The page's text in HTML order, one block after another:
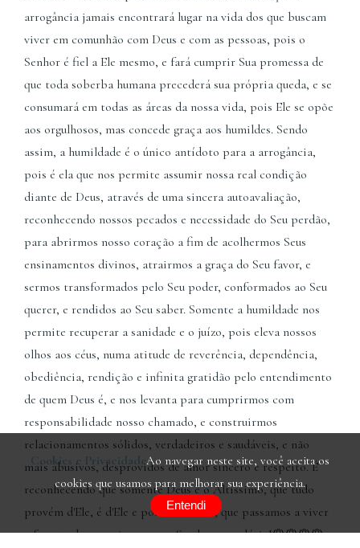
arrogância jamais encontrará lugar na vida dos que buscam
viver em comunhão com Deus e com as pessoas, pois o
Senhor é fiel a Ele mesmo, e fará cumprir Sua promessa de
que toda soberba humana precederá sua própria queda, e se
consumará em todas as áreas da nossa vida, pois Ele se opõe
aos orgulhosos, mas concede graça aos humildes. Sendo
assim, a humildade é o único antídoto para a arrogância,
pois é ela que nos permite assumir nossa real condição
diante de Deus, através de uma sincera autoavaliação,
reconhecendo nossos pecados e necessidade do Seu perdão,
para abrirmos nosso coração a fim de acolhermos Seus
ensinamentos divinos, atrairmos a graça do Seu favor, e
sermos transformados pelo Seu poder, conformados ao Seu
querer, e rendidos ao Seu saber. Somente a humildade nos
permite recuperar a sanidade e o juízo, pois eleva nossos
olhos aos céus, numa atitude de reverência, dependência,
obediência, rendição e infinita gratidão pelo entendimento
de quem Deus é, e nos levanta para cumprirmos com
responsabilidade nosso chamado, e construirmos
relacionamentos sólidos, verdadeiros e saudáveis, e não
mais abusivos, desprovidos de amor sincero e respeito. É
reconhecendo que somente Deus é o Altíssimo, que tudo
provém d'Ele, é d'Ele e por meio d'Ele, que passamos a viver
e fazer todas as coisas para a Sua honra e glória!🌹🌹🌹🌹
Cookies e PrivacidadeAo navegar neste site, você aceita os
cookies que usamos para melhorar sua experiência.
Entendi